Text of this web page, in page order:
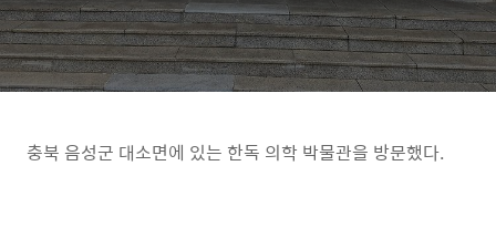
충북 음성군 대소면에 있는 한독 의학 박물관을 방문했다.